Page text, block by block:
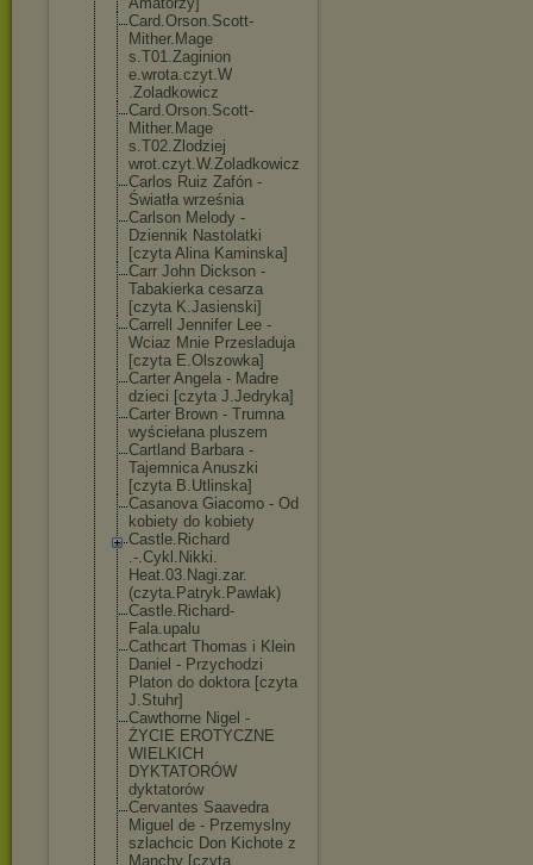
Card.Orson.Scott-
Mither.Mage
s.T01.Zaginion
e.wrota.czyt.W
.Zoladkowicz
Card.Orson.Scott-
Mither.Mage
s.T02.Zlodziej
wrot.czyt.W.Zo ladkowicz
Carlos Ruiz Zafón -
Światła września
Carlson Melody -
Dziennik Nastolatki
[czyta Alina Kaminska]
Carr John Dickson -
Tabakierka cesarza
[czyta K.Jasienski]
Carrell Jennifer Lee -
Wciaz Mnie Przesladuja
[czyta E.Olszowka]
Carter Angela - Madre
dzieci [czyta J.Jedryka]
Carter Brown - Trumna
wyściełana pluszem
Cartland Barbara -
Tajemnica Anuszki
[czyta B.Utlinska]
Casanova Giacomo - Od
kobiety do kobiety
Castle.Richard
.-.Cykl.Nikki.
Heat.03.Nagi.zar.
(czyta.Patryk.Pawlak)
Castle.Richard-
Fala.upalu
Cathcart Thomas i Klein
Daniel - Przychodzi
Platon do doktora [czyta
J.Stuhr]
Cawthorne Nigel -
ŻYCIE EROTYCZNE
WIELKICH
DYKTATORÓW
dyktatorów
Cervantes Saavedra
Miguel de - Przemyslny
szlachcic Don Kichote z
Manchy [czyta